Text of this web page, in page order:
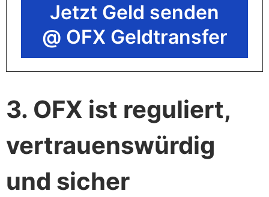
Jetzt Geld senden
@ OFX Geldtransfer
3. OFX ist reguliert,
vertrauenswürdig
und sicher